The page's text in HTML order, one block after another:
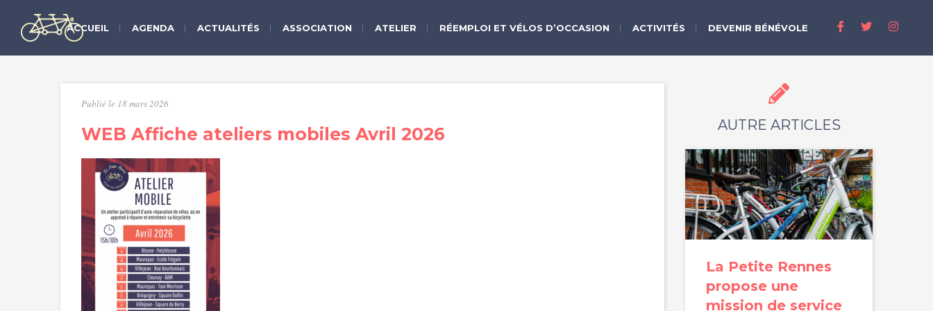
ACCUEIL AGENDA ACTUALITÉS ASSOCIATION ATELIER RÉEMPLOI ET VÉLOS D’OCCASION ACTIVITÉS DEVENIR BÉNÉVOLE
Publié le 18 mars 2026
WEB Affiche ateliers mobiles Avril 2026 AUTRE ARTICLES
La Petite Rennes
propose une
mission de service